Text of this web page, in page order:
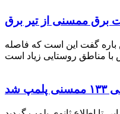
برق ممسنی از تیر برق
باره گفت این است که فاصله
پلمپ شد